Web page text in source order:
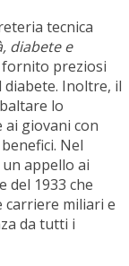
tecnica
diabete e
fornito preziosi
diabete. Inoltre, il
lo
ai giovani con
Nel
appello ai
del 1933 che
carriere miliari e
da tutti i